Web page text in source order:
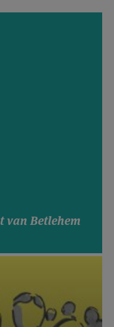
van Betlehem